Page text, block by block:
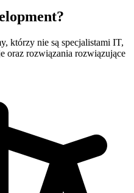
którzy nie są specjalistami IT,
oraz rozwiązania rozwiązujące